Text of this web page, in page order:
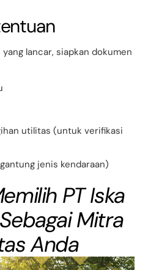
lancar, siapkan dokumen
utilitas (untuk verifikasi
jenis kendaraan)
PT Iska
Mitra
Anda